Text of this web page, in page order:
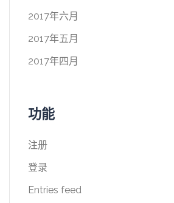
2017年六月
2017年五月
2017年四月
功能
注册
登录
Entries feed